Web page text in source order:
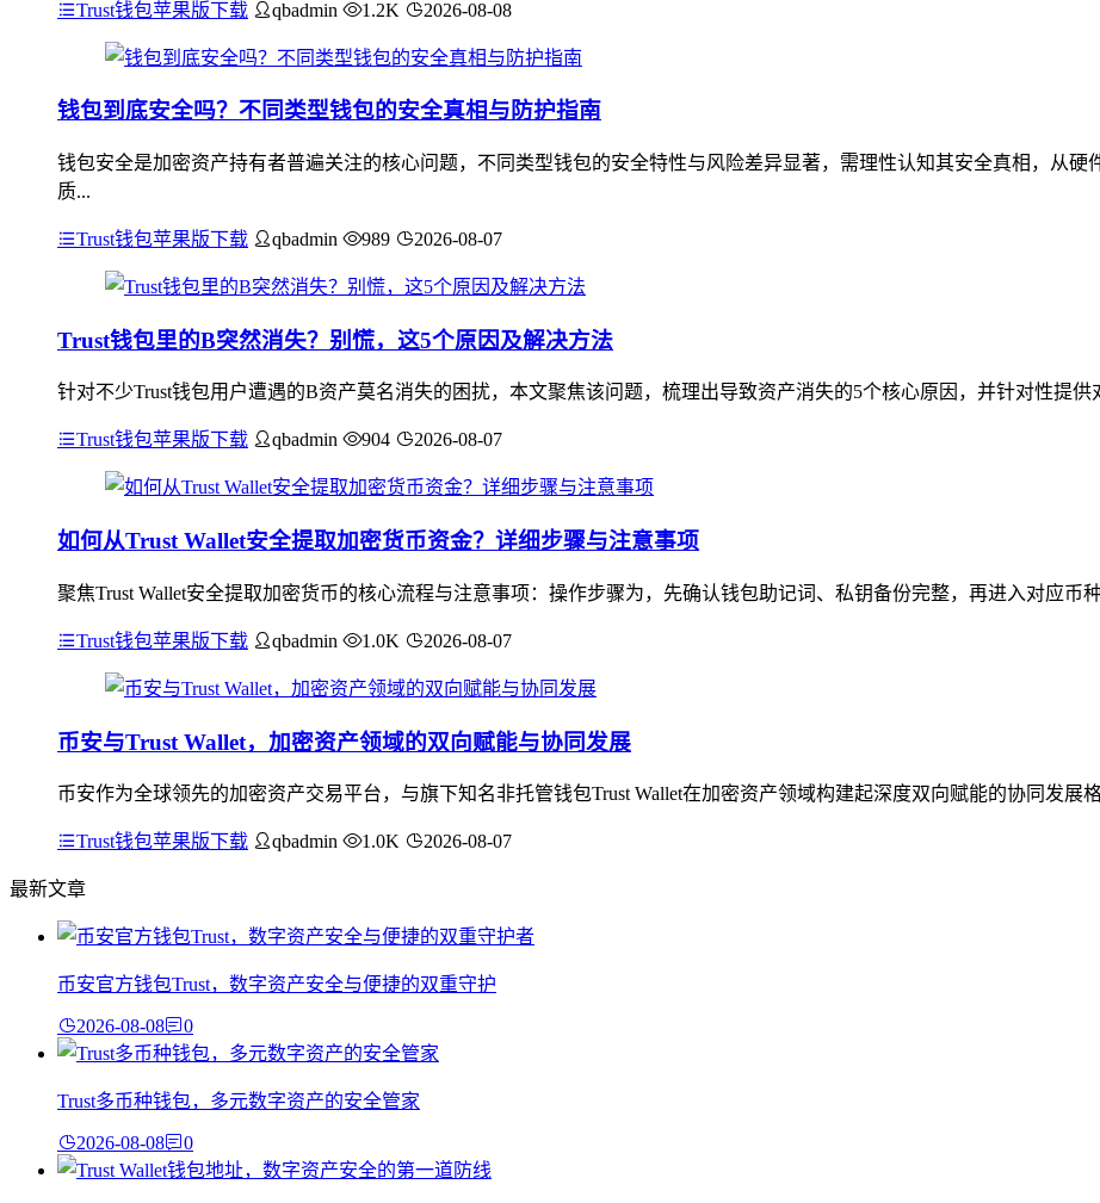
Trust钱包苹果版下载 qbadmin 1.2K 2026-08-08
钱包到底安全吗？不同类型钱包的安全真相与防护指南
钱包安全是加密资产持有者普遍关注的核心问题，不同类型钱包的安全特性与风险差异显著，需理性认知其安全真相，从
质...
Trust钱包苹果版下载 qbadmin 989 2026-08-07
Trust钱包里的B突然消失？别慌，这5个原因及解决方法
针对不少Trust钱包用户遭遇的B资产莫名消失的困扰，本文聚焦该问题，梳理出导致资产消失的5个核心原因，并针对性提
Trust钱包苹果版下载 qbadmin 904 2026-08-07
如何从Trust Wallet安全提取加密货币资金？详细步骤与注意事项
聚焦Trust Wallet安全提取加密货币的核心流程与注意事项：操作步骤为，先确认钱包助记词、私钥备份完整，再进入对应币
Trust钱包苹果版下载 qbadmin 1.0K 2026-08-07
币安与Trust Wallet，加密资产领域的双向赋能与协同发展
币安作为全球领先的加密资产交易平台，与旗下知名非托管钱包Trust Wallet在加密资产领域构建起深度双向赋能的协同发展
Trust钱包苹果版下载 qbadmin 1.0K 2026-08-07
最新文章
币安官方钱包Trust，数字资产安全与便捷的双重守护
2026-08-08 0
Trust多币种钱包，多元数字资产的安全管家
2026-08-08 0